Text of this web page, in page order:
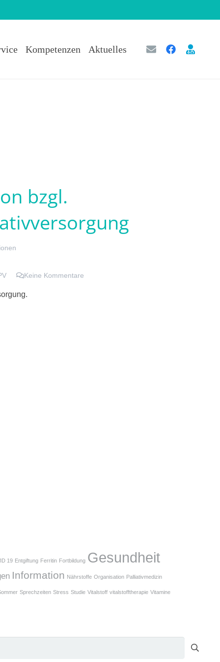
Kompetenzen Aktuelles
bzgl.
Keine Kommentare
19 Entgiftung Ferritin Fortbildung Gesundheit
Information Nährstoffe Organisation Palliativmedizin
Sprechzeiten Stress Studie Vitalstoff vitalstofftherapie Vitamine